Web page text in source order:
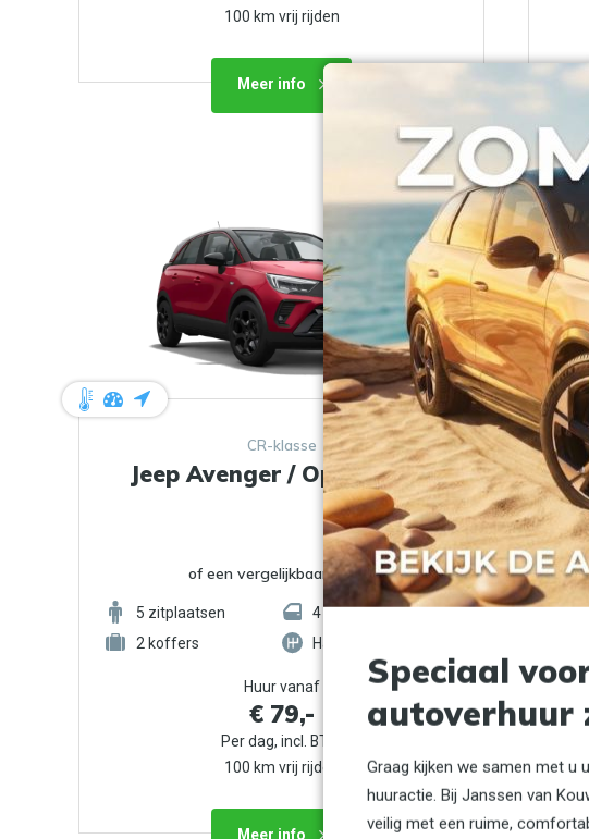
100 km vrij rijden
Meer info
CR-klasse
Jeep Avenger / Opel Mokka
of een vergelijkbaar model
5 zitplaatsen 4deuren
2 koffers Handgeschakeld
Huur vanaf
€ 79,-
Per dag, incl. BTW
100 km vrij rijden
Meer info
Speciaal
autoverhuur
Graag kijken we samen met u
huuractie. Bij Janssen van
veilig met een ruime,